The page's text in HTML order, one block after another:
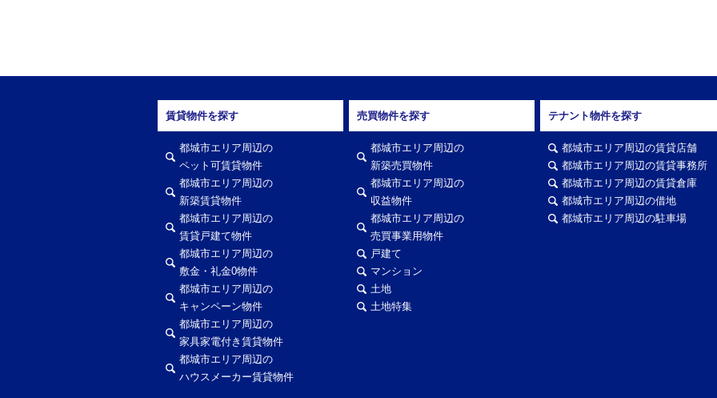
賃貸物件を探す
都城市エリア周辺の
ペット可賃貸物件
都城市エリア周辺の
新築賃貸物件
都城市エリア周辺の
賃貸戸建て物件
都城市エリア周辺の
敷金・礼金0物件
都城市エリア周辺の
キャンペーン物件
都城市エリア周辺の
家具家電付き賃貸物件
都城市エリア周辺の
ハウスメーカー賃貸物件
売買物件を探す
都城市エリア周辺の
新築売買物件
都城市エリア周辺の
収益物件
都城市エリア周辺の
売買事業用物件
戸建て
マンション
土地
土地特集
テナント物件を探す
都城市エリア周辺の賃貸店舗
都城市エリア周辺の賃貸事務所
都城市エリア周辺の賃貸倉庫
都城市エリア周辺の借地
都城市エリア周辺の駐車場